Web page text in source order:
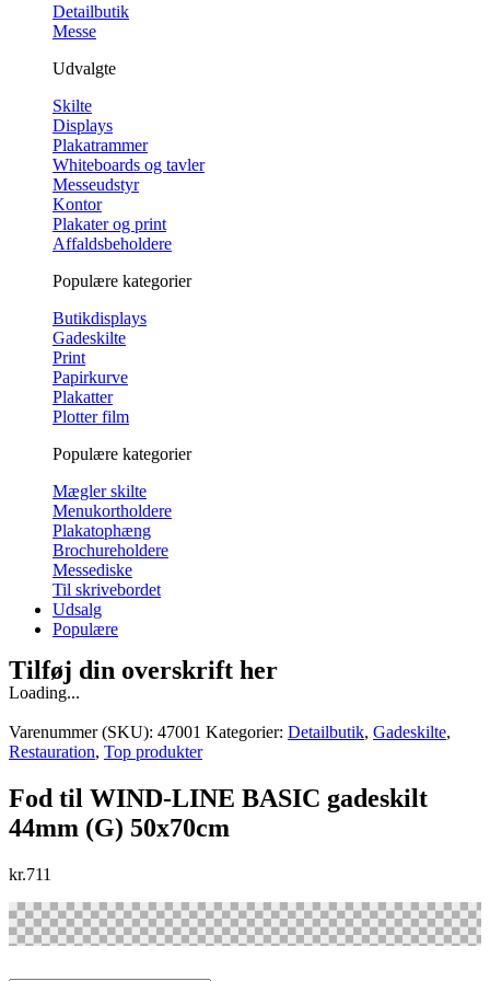
Detailbutik
Messe
Udvalgte
Skilte
Displays
Plakatrammer
Whiteboards og tavler
Messeudstyr
Kontor
Plakater og print
Affaldsbeholdere
Populære kategorier
Butikdisplays
Gadeskilte
Print
Papirkurve
Plakatter
Plotter film
Populære kategorier
Mægler skilte
Menukortholdere
Plakatophæng
Brochureholdere
Messediske
Til skrivebordet
Udsalg
Populære
Tilføj din overskrift her
Loading...
Varenummer (SKU): 47001 Kategorier: Detailbutik, Gadeskilte,
Restauration, Top produkter
Fod til WIND-LINE BASIC gadeskilt
44mm (G) 50x70cm
kr.711